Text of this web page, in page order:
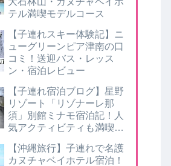
テル満喫モデルコース
【子連れスキー体験記】ニ
ューグリーンピア津南の口
コミ！送迎バス・レッス
ン・宿泊レビュー
【子連れ宿泊ブログ】星野
リゾート「リゾナーレ那
須」別館ミナモ宿泊記！人
気アクティビティも満喫レ
【沖縄旅行】子連れで名護
カヌチャベイホテル宿泊！